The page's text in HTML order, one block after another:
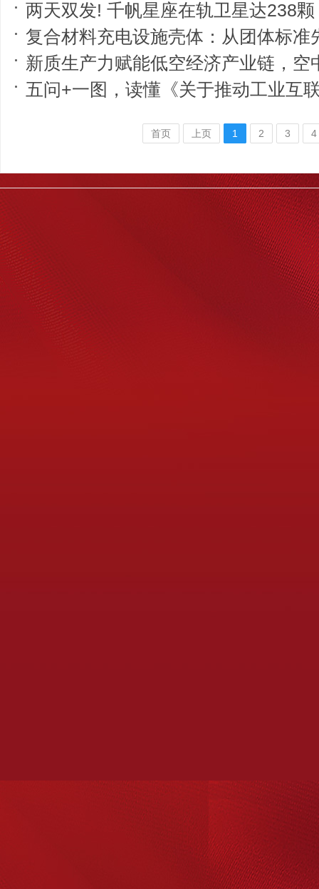
两天双发! 千帆星座在轨卫星达238颗
复合材料充电设施壳体：从团体标准
新质生产力赋能低空经济产业链，空
五问+一图，读懂《关于推动工业互联网
首页 上页 1 2 3 4